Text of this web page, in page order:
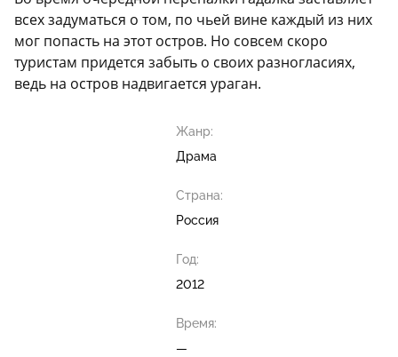
всех задуматься о том, по чьей вине каждый из них
мог попасть на этот остров. Но совсем скоро
туристам придется забыть о своих разногласиях,
ведь на остров надвигается ураган.
Жанр:
Драма
Страна:
Россия
Год:
2012
Время:
—